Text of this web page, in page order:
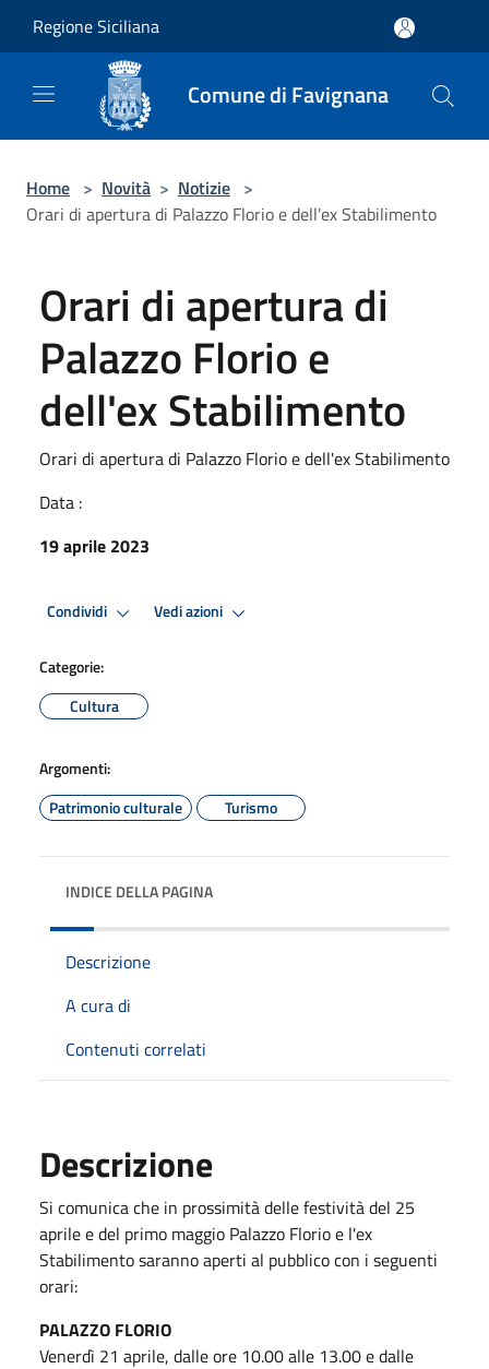
Regione Siciliana
Comune di Favignana
Home > Novità > Notizie >
Orari di apertura di Palazzo Florio e dell'ex Stabilimento
Orari di apertura di
Palazzo Florio e
dell'ex Stabilimento
Orari di apertura di Palazzo Florio e dell'ex Stabilimento
Data :
19 aprile 2023
Condividi Vedi azioni
Categorie:
Cultura
Argomenti:
Patrimonio culturale
Turismo
INDICE DELLA PAGINA
Descrizione
A cura di
Contenuti correlati
Descrizione
Si comunica che in prossimità delle festività del 25
aprile e del primo maggio Palazzo Florio e l'ex
Stabilimento saranno aperti al pubblico con i seguenti
orari:
PALAZZO FLORIO
Venerdì 21 aprile, dalle ore 10.00 alle 13.00 e dalle